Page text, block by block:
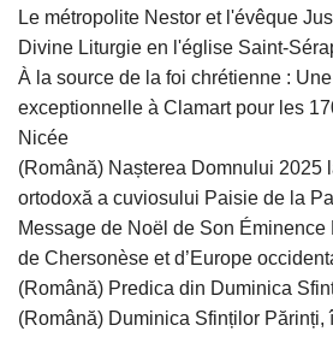
Le métropolite Nestor et l'évêque
Divine Liturgie en l'église Saint-
À la source de la foi chrétienne :
exceptionnelle à Clamart pour les
Nicée
(Română) Nașterea Domnului 2025
ortodoxă a cuviosului Paisie de la
Message de Noël de Son
de Chersonèse et d’Europe
(Română) Predica din Duminica
(Română) Duminica Sfinților Părinți,